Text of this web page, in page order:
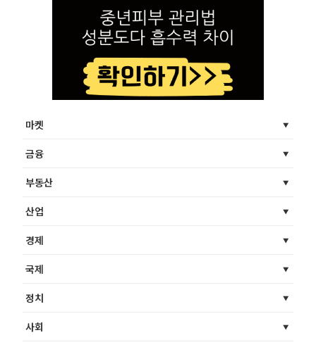
마켓
금융
부동산
산업
경제
국제
정치
사회